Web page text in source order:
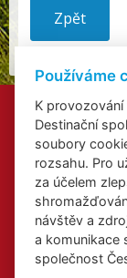
Zpět
Používáme
K
Destinační
soubory
rozsahu. Pro
za účelem
návštěv a
a komunikace
společnost